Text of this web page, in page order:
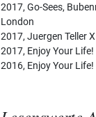
2017, Go-Sees,
London
2017, Juergen Teller
2017, Enjoy Your
2016, Enjoy Your